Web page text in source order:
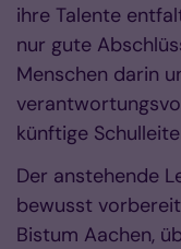
ihre Talente
nur gute
Menschen darin
künftige
Der anstehende
bewusst
Bistum Aachen,